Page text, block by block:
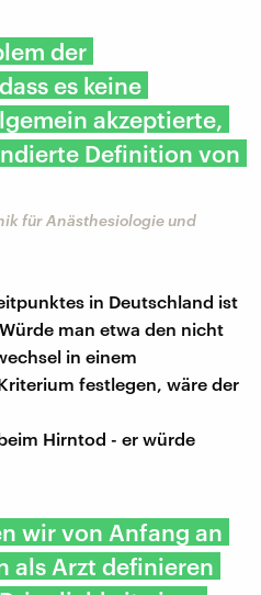
der
es keine
akzeptierte,
Definition von
für Anästhesiologie und
in Deutschland ist
man etwa den nicht
in einem
festlegen, wäre der
Hirntod - er würde
wir von Anfang an
als Arzt definieren